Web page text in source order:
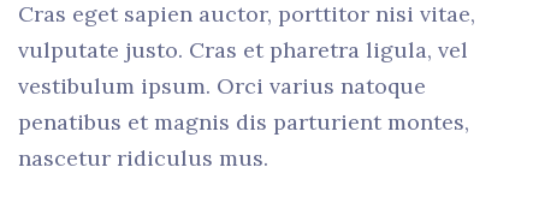
Cras eget sapien auctor, porttitor nisi vitae,
vulputate justo. Cras et pharetra ligula, vel
vestibulum ipsum. Orci varius natoque
penatibus et magnis dis parturient montes,
nascetur ridiculus mus.